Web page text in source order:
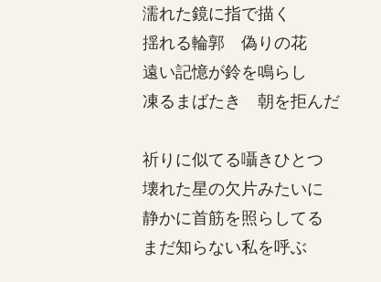
濡れた鏡に指で描く
揺れる輪郭 偽りの花
遠い記憶が鈴を鳴らし
凍るまばたき 朝を拒んだ
祈りに似てる囁きひとつ
壊れた星の欠片みたいに
静かに首筋を照らしてる
まだ知らない私を呼ぶ